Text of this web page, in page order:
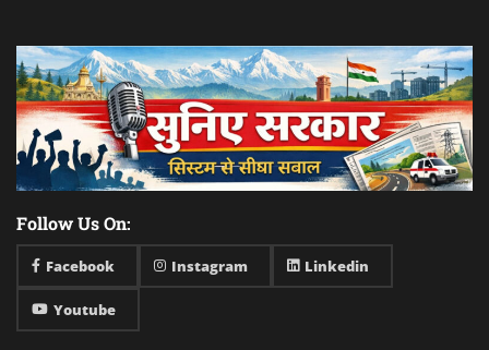
Follow Us On:
Facebook Instagram Linkedin
Youtube